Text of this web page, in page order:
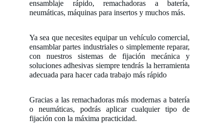
ensamblaje rápido, remachadoras a batería,
neumáticas, máquinas para insertos y muchos más.
Ya sea que necesites equipar un vehículo comercial,
ensamblar partes industriales o simplemente reparar,
con nuestros sistemas de fijación mecánica y
soluciones adhesivas siempre tendrás la herramienta
adecuada para hacer cada trabajo más rápido
Gracias a las remachadoras más modernas a batería
o neumáticas, podrás aplicar cualquier tipo de
fijación con la máxima practicidad.